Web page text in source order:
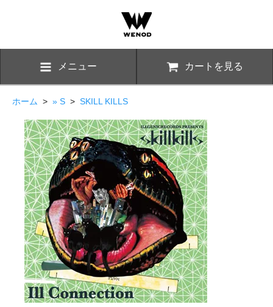
メニュー カートを見る
ホーム > » S > SKILL KILLS